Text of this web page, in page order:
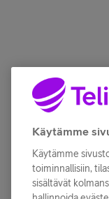
Käytämme
Käytämme
toiminnallisiin,
sisältävät